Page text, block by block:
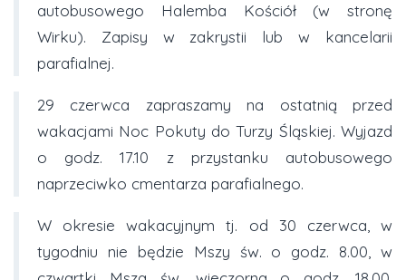
autobusowego Halemba Kościół (w stronę
Wirku). Zapisy w zakrystii lub w kancelarii
parafialnej.
29 czerwca zapraszamy na ostatnią przed
wakacjami Noc Pokuty do Turzy Śląskiej. Wyjazd
o godz. 17.10 z przystanku autobusowego
naprzeciwko cmentarza parafialnego.
W okresie wakacyjnym tj. od 30 czerwca, w
tygodniu nie będzie Mszy św. o godz. 8.00, w